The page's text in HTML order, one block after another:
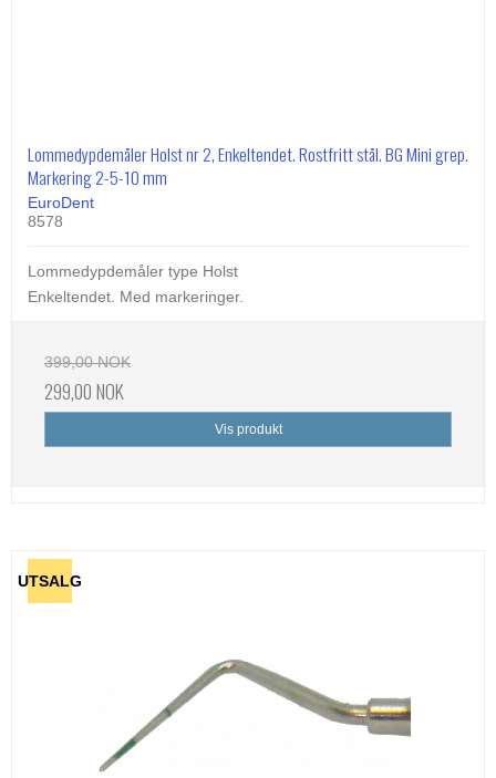
Lommedypdemåler Holst nr 2, Enkeltendet. Rostfritt stål. BG Mini grep.
Markering 2-5-10 mm
EuroDent
8578
Lommedypdemåler type Holst
Enkeltendet. Med markeringer.
399,00 NOK
299,00 NOK
Vis produkt
UTSALG